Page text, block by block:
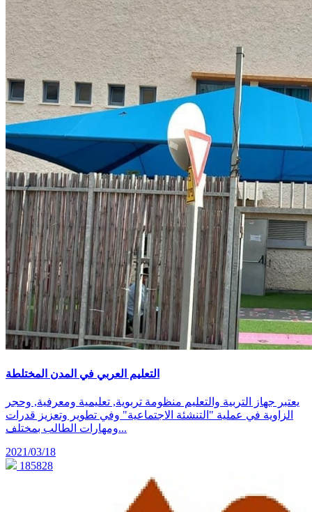
التعليم العربي في المدن المختلطة
يعتبر جهاز التربية والتعليم منظومة تربوية, تعليمية ومعرفية, وحجر
الزاوية في عملية "التنشئة الاجتماعية" وفي تطوير وتعزيز قدرات
ومهارات الطالب بمختلف...
2021/03/18
185828